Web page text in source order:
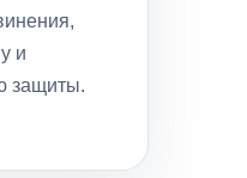
и
защиты.